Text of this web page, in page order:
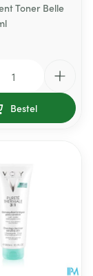
Toner Belle
Bestel